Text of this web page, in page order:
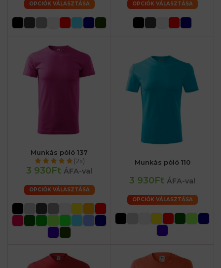
OPCIÓK VÁLASZTÁSA OPCIÓK VÁLASZTÁSA
Munkás póló 137
(2x)
3 930Ft ÁFA-val
OPCIÓK VÁLASZTÁSA
Munkás póló 110
3 930Ft ÁFA-val
OPCIÓK VÁLASZTÁSA